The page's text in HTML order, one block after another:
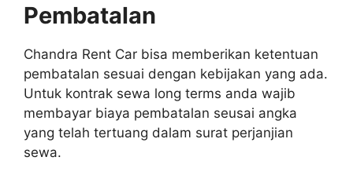
Pembatalan
Chandra Rent Car bisa memberikan ketentuan
pembatalan sesuai dengan kebijakan yang ada.
Untuk kontrak sewa long terms anda wajib
membayar biaya pembatalan seusai angka
yang telah tertuang dalam surat perjanjian
sewa.